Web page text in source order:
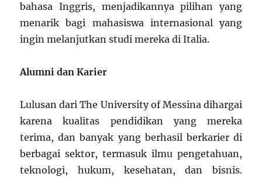
bahasa Inggris, menjadikannya pilihan yang
menarik bagi mahasiswa internasional yang
ingin melanjutkan studi mereka di Italia.
Alumni dan Karier
Lulusan dari The University of Messina dihargai
karena kualitas pendidikan yang mereka
terima, dan banyak yang berhasil berkarier di
berbagai sektor, termasuk ilmu pengetahuan,
teknologi, hukum, kesehatan, dan bisnis.